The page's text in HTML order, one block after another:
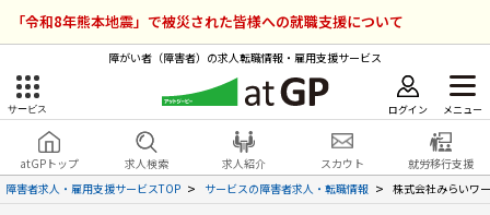
「令和8年熊本地震」で被災された皆様への就職支援について
障がい者（障害者）の求人転職情報・雇用支援サービス
サービス ログイン メニュー
atGPトップ 求人検索 求人紹介 スカウト
就労移行支援
障害者求人・雇用支援サービスTOP
サービスの障害者求人・転職情報 株式会社みらいワ
障害者雇用のアットジーピー
サービスラインナップ
ログイン 会員登録 無料